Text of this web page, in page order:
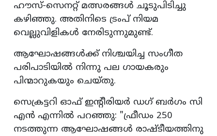
ഹൗസ്-സെനറ്റ് മത്സരങ്ങൾ ചൂടുപിടിച്ചു
കഴിഞ്ഞു. അതിനിടെ ട്രംപ് നിയമ
വെല്ലുവിളികൾ നേരിടുന്നുമുണ്ട്.
ആഘോഷങ്ങൾക്ക് നിശ്ചയിച്ച സംഗീത
പരിപാടിയിൽ നിന്നു പല ഗായകരും
പിന്മാറുകയും ചെയ്തു.
സെക്രട്ടറി ഓഫ് ഇന്റീരിയർ ഡഗ് ബർഗം സി
എൻ എന്നിൽ പറഞ്ഞു: "ഫ്രീഡം 250
നടത്തുന്ന ആഘോഷങ്ങൾ രാഷ്‌ടീയത്തിനു